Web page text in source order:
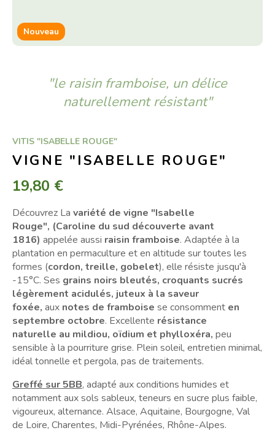
Nouveau
"le raisin framboise, un délice
naturellement résistant"
VITIS "ISABELLE ROUGE"
VIGNE "ISABELLE ROUGE"
19,80 €
Découvrez La variété de vigne "Isabelle
Rouge", (Caroline du sud découverte avant
1816) appelée aussi raisin framboise. Adaptée à la
plantation en permaculture et en altitude sur toutes les
formes (cordon, treille, gobelet), elle résiste jusqu'à
-15°C. Ses grains noirs bleutés, croquants sucrés
légèrement acidulés, juteux à la saveur
foxée, aux notes de framboise se consomment en
septembre octobre. Excellente résistance
naturelle au mildiou, oïdium et phylloxéra, peu
sensible à la pourriture grise. Plein soleil, entretien minimal,
idéal tonnelle et pergola, pas de traitements.
Greffé sur 5BB, adapté aux conditions humides et
notamment aux sols sableux, teneurs en sucre plus faible,
vigoureux, alternance. Alsace, Aquitaine, Bourgogne, Val
de Loire, Charentes, Midi-Pyrénées, Rhône-Alpes.